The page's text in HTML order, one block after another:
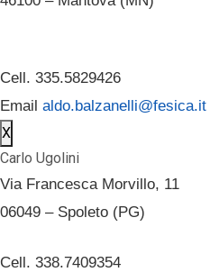
Cell. 335.5829426
Email aldo.balzanelli@fesica.it
X
Carlo Ugolini
Via Francesca Morvillo, 11
06049 – Spoleto (PG)
Cell. 338.7409354